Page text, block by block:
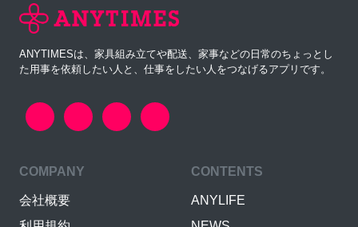
ANYTIMESは、家具組み立てや配送、家事などの日常のちょっとし
た用事を依頼したい人と、仕事をしたい人をつなげるアプリです。
COMPANY
会社概要
CONTENTS
ANYLIFE